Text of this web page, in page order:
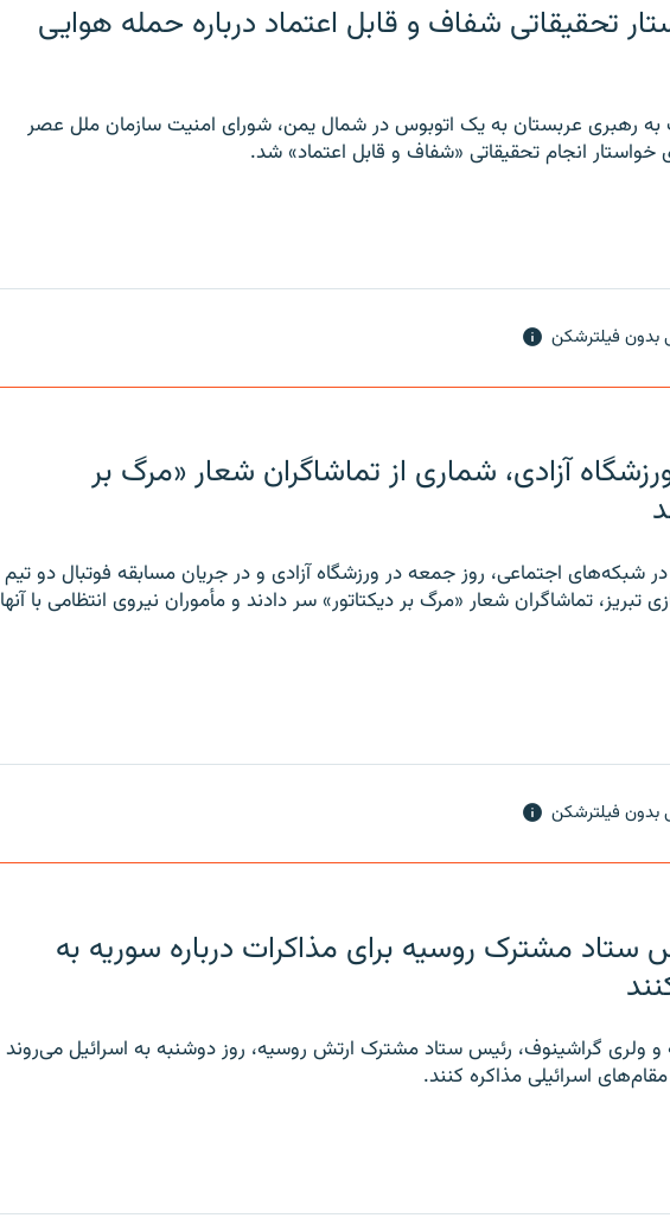
تحقیقاتی شفاف و قابل اعتماد درباره حمله هوایی
به رهبری عربستان به یک اتوبوس در شمال یمن، شورای امنیت سازمان ملل عصر
انجام تحقیقاتی «شفاف و قابل اعتماد» شد.
فیلترشکن
آزادی، شماری از تماشاگران شعار «مرگ بر
شبکه‌های اجتماعی، روز جمعه در ورزشگاه آزادی و در جریان مسابقه فوتبال دو تیم
تبریز، تماشاگران شعار «مرگ بر دیکتاتور» سر دادند و مأموران نیروی انتظامی با آنها
فیلترشکن
ستاد مشترک روسیه برای مذاکرات درباره سوریه به
و ولری گراشینوف، رئیس ستاد مشترک ارتش روسیه، روز دوشنبه به اسرائیل می‌روند
اسرائیلی مذاکره کنند.